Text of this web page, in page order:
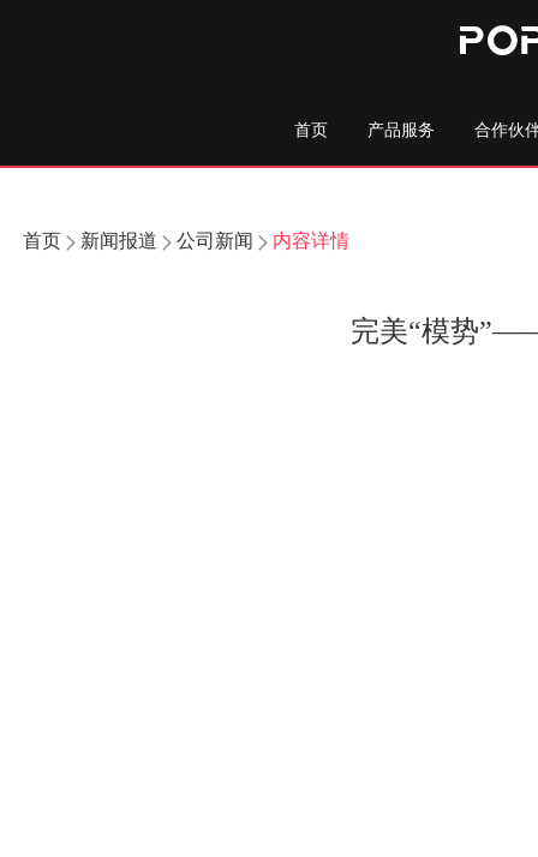
首页 产品服务 合作伙
首页 新闻报道 公司新闻 内容详情
完美“模势